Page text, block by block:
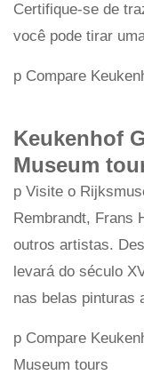
Certifique-se de
você pode tirar
p Compare
Keukenhof
Museum
p Visite o
Rembrandt, Frans
outros artistas.
levará do século
nas belas pinturas
p Compare
Museum tours